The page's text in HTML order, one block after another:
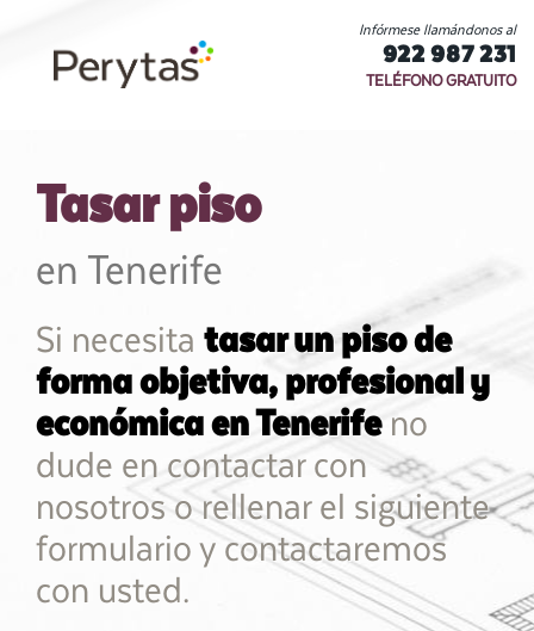
Infórmese llamándonos al
922 987 231
TELÉFONO GRATUITO
Tasar piso
en Tenerife
Si necesita tasar un piso de
forma objetiva, profesional y
económica en Tenerifeno
dude en contactar con
nosotros o rellenar el siguiente
formulario y contactaremos
con usted.